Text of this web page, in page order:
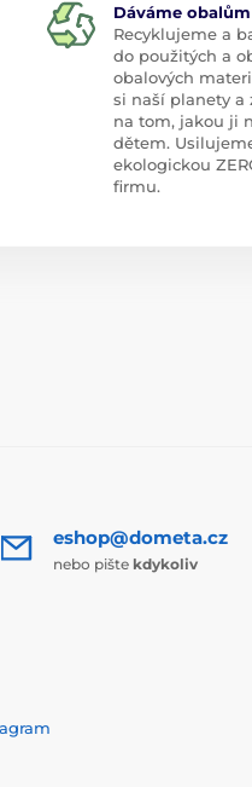
Dáváme
Recyklujeme a
do použitých a
obalových
si naší planety a
na tom, jakou ji
dětem.
ekologickou
firmu.
eshop@dometa.cz
nebo pište kdykoliv